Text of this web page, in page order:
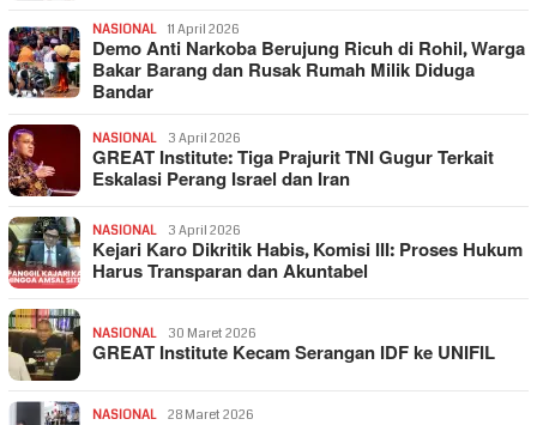
NASIONAL 11 April 2026
Demo Anti Narkoba Berujung Ricuh di Rohil, Warga
Bakar Barang dan Rusak Rumah Milik Diduga
Bandar
NASIONAL 3 April 2026
GREAT Institute: Tiga Prajurit TNI Gugur Terkait
Eskalasi Perang Israel dan Iran
NASIONAL 3 April 2026
Kejari Karo Dikritik Habis, Komisi III: Proses Hukum
Harus Transparan dan Akuntabel
NASIONAL 30 Maret 2026
GREAT Institute Kecam Serangan IDF ke UNIFIL
NASIONAL 28 Maret 2026